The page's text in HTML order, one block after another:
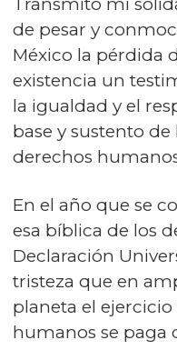
de pesar y
México la pérdida
existencia un
la igualdad y el
base y sustento
derechos
En el año que se
esa bíblica de los
Declaración
tristeza que en
planeta el
humanos se paga